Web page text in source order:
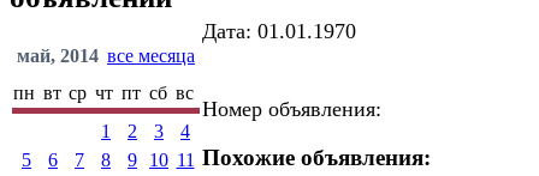
май, 2014 все месяца
пн вт ср чт пт сб вс
1
2 3
4
5
6 7 8 9 10 11
Дата: 01.01.1970
Номер объявления:
Похожие объявления: